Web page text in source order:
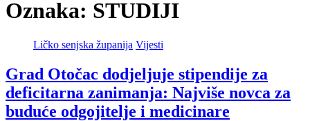
Oznaka: STUDIJI
Ličko senjska županija Vijesti
Grad Otočac dodjeljuje stipendije za
deficitarna zanimanja: Najviše novca za
buduće odgojitelje i medicinare